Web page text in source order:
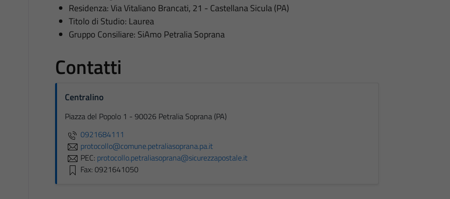
Residenza: Via Vitaliano Brancati, 21 - Castellana Sicula (PA)
Titolo di Studio: Laurea
Gruppo Consiliare: SiAmo Petralia Soprana
Contatti
Centralino
Piazza del Popolo 1 - 90026 Petralia Soprana (PA)
0921684111
protocollo@comune.petraliasoprana.pa.it
PEC: protocollo.petraliasoprana@sicurezzapostale.it
Fax: 0921641050